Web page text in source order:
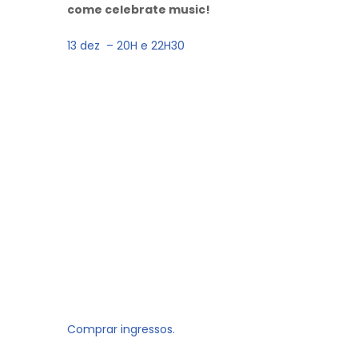
come celebrate music!
13 dez – 20H e 22H30
Comprar ingressos.